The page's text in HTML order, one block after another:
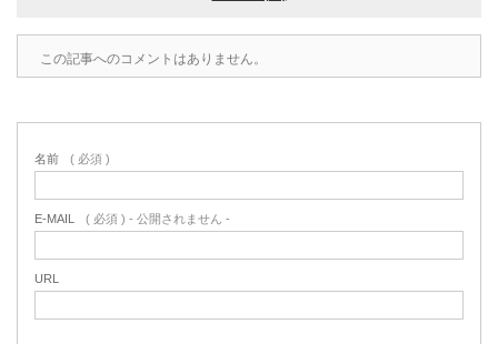
この記事へのコメントはありません。
名前 ( 必須 )
E-MAIL ( 必須 ) - 公開されません -
URL